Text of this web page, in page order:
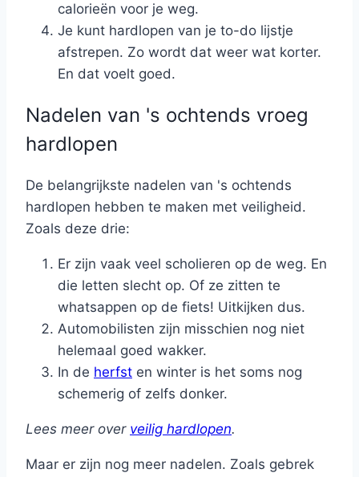
calorieën voor je weg.
Je kunt hardlopen van je to-do lijstje
afstrepen. Zo wordt dat weer wat korter.
En dat voelt goed.
Nadelen van 's ochtends vroeg
hardlopen
De belangrijkste nadelen van 's ochtends
hardlopen hebben te maken met veiligheid.
Zoals deze drie:
Er zijn vaak veel scholieren op de weg. En
die letten slecht op. Of ze zitten te
whatsappen op de fiets! Uitkijken dus.
Automobilisten zijn misschien nog niet
helemaal goed wakker.
In de herfst en winter is het soms nog
schemerig of zelfs donker.
Lees meer over veilig hardlopen.
Maar er zijn nog meer nadelen. Zoals gebrek